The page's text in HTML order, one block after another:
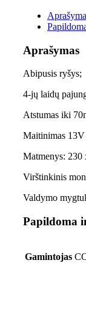
Aprašymas
Abipusis ryšys;
4-jų laidų
Atstumas iki
Maitinimas
Matmenys: 230
Virštinkinis
Valdymo
Papildoma
Gamintojas